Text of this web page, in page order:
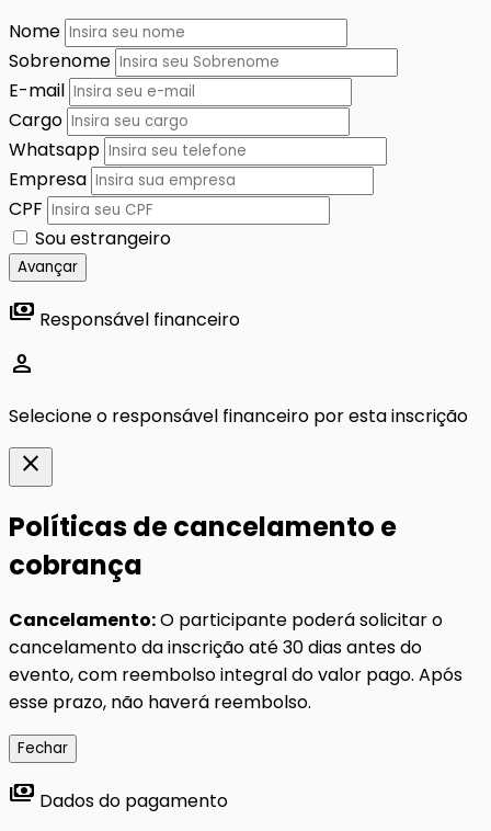
Nome
Sobrenome
E-mail
Cargo
Whatsapp
Empresa
CPF
Sou estrangeiro
Avançar
payments Responsável financeiro
person
Selecione o responsável financeiro por esta inscrição
close
Políticas de cancelamento e
cobrança
Cancelamento:O participante poderá solicitar o
cancelamento da inscrição até 30 dias antes do
evento, com reembolso integral do valor pago. Após
esse prazo, não haverá reembolso.
Fechar
payments Dados do pagamento